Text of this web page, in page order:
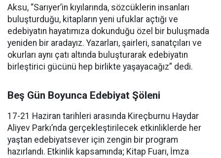
Aksu, “Sarıyer’in kıyılarında, sözcüklerin insanları
buluşturduğu, kitapların yeni ufuklar açtığı ve
edebiyatın hayatımıza dokunduğu özel bir buluşmada
yeniden bir aradayız. Yazarları, şairleri, sanatçıları ve
okurları aynı çatı altında buluşturarak edebiyatın
birleştirici gücünü hep birlikte yaşayacağız” dedi.
Beş Gün Boyunca Edebiyat Şöleni
17-21 Haziran tarihleri arasında Kireçburnu Haydar
Aliyev Parkı’nda gerçekleştirilecek etkinliklerde her
yaştan edebiyatsever için zengin bir program
hazırlandı. Etkinlik kapsamında; Kitap Fuarı, İmza